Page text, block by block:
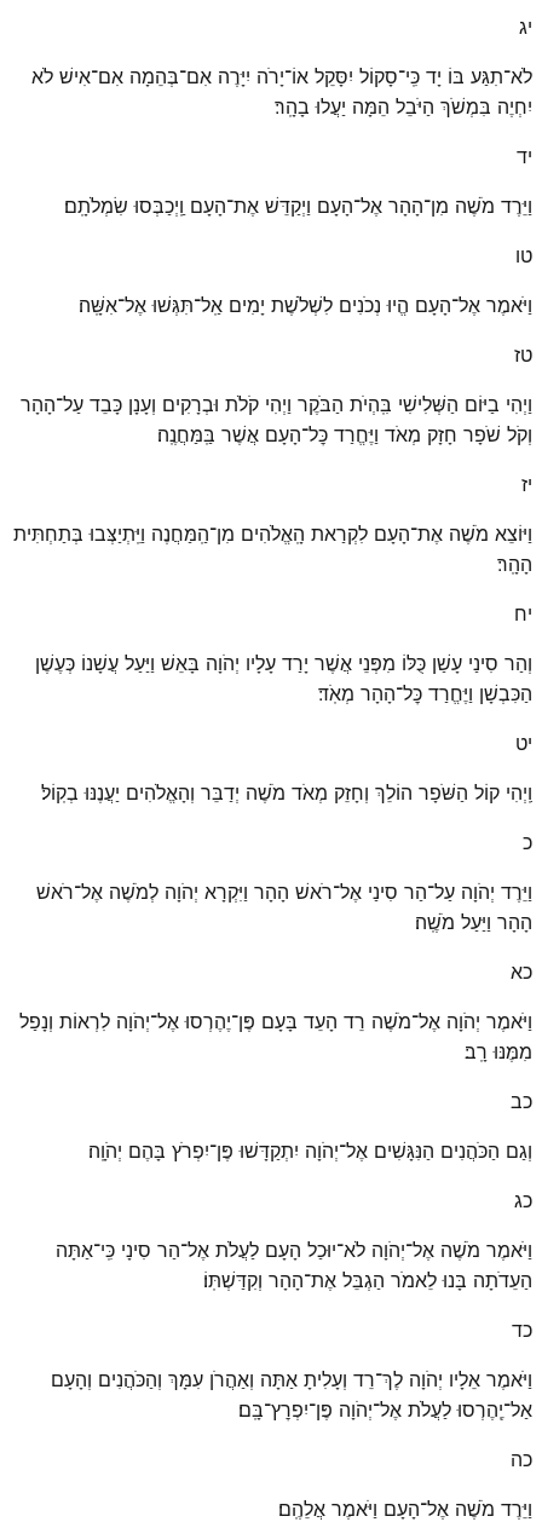
יג
לֹא־תִגַּע בּוֹ יָד כִּֽי־סָקוֹל יִסָּקֵל אוֹ־יָרֹה יִיָּרֶה אִם־בְּהֵמָה אִם־אִישׁ לֹא
יִחְיֶה בִּמְשֹׁךְ הַיֹּבֵל הֵמָּה יַעֲלוּ בָהָֽר׃
יד
וַיֵּרֶד מֹשֶׁה מִן־הָהָר אֶל־הָעָם וַיְקַדֵּשׁ אֶת־הָעָם וַֽיְכַבְּסוּ שִׂמְלֹתָֽם׃
טו
וַיֹּאמֶר אֶל־הָעָם הֱיוּ נְכֹנִים לִשְׁלֹשֶׁת יָמִים אַֽל־תִּגְּשׁוּ אֶל־אִשָּֽׁה׃
טז
וַיְהִי בַיּוֹם הַשְּׁלִישִׁי בִּֽהְיֹת הַבֹּקֶר וַיְהִי קֹלֹת וּבְרָקִים וְעָנָן כָּבֵד עַל־הָהָר
וְקֹל שֹׁפָר חָזָק מְאֹד וַיֶּחֱרַד כׇּל־הָעָם אֲשֶׁר בַּֽמַּחֲנֶֽה׃
יז
וַיּוֹצֵא מֹשֶׁה אֶת־הָעָם לִקְרַאת הָֽאֱלֹהִים מִן־הַֽמַּחֲנֶה וַיִּֽתְיַצְּבוּ בְּתַחְתִּית
הָהָֽר׃
יח
וְהַר סִינַי עָשַׁן כֻּלּוֹ מִפְּנֵי אֲשֶׁר יָרַד עָלָיו יְהֹוָה בָּאֵשׁ וַיַּעַל עֲשָׁנוֹ כְּעֶשֶׁן
הַכִּבְשָׁן וַיֶּחֱרַד כׇּל־הָהָר מְאֹֽד׃
יט
וַֽיְהִי קוֹל הַשֹּׁפָר הוֹלֵךְ וְחָזֵק מְאֹד מֹשֶׁה יְדַבֵּר וְהָאֱלֹהִים יַעֲנֶנּוּ בְקֽוֹל׃
כ
וַיֵּרֶד יְהֹוָה עַל־הַר סִינַי אֶל־רֹאשׁ הָהָר וַיִּקְרָא יְהֹוָה לְמֹשֶׁה אֶל־רֹאשׁ
הָהָר וַיַּעַל מֹשֶֽׁה׃
כא
וַיֹּאמֶר יְהֹוָה אֶל־מֹשֶׁה רֵד הָעֵד בָּעָם פֶּן־יֶהֶרְסוּ אֶל־יְהֹוָה לִרְאוֹת וְנָפַל
מִמֶּנּוּ רָֽב׃
כב
וְגַם הַכֹּהֲנִים הַנִּגָּשִׁים אֶל־יְהֹוָה יִתְקַדָּשׁוּ פֶּן־יִפְרֹץ בָּהֶם יְהֹוָֽה׃
כג
וַיֹּאמֶר מֹשֶׁה אֶל־יְהֹוָה לֹא־יוּכַל הָעָם לַעֲלֹת אֶל־הַר סִינָי כִּֽי־אַתָּה
הַעֵדֹתָה בָּנוּ לֵאמֹר הַגְבֵּל אֶת־הָהָר וְקִדַּשְׁתּֽוֹ׃
כד
וַיֹּאמֶר אֵלָיו יְהֹוָה לֶךְ־רֵד וְעָלִיתָ אַתָּה וְאַהֲרֹן עִמָּךְ וְהַכֹּהֲנִים וְהָעָם
אַל־יֶֽהֶרְסוּ לַעֲלֹת אֶל־יְהֹוָה פֶּן־יִפְרׇץ־בָּֽם׃
כה
וַיֵּרֶד מֹשֶׁה אֶל־הָעָם וַיֹּאמֶר אֲלֵהֶֽם׃